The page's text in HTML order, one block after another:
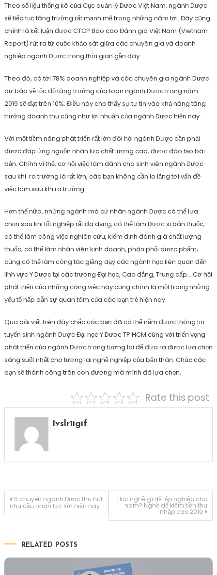
Theo số liệu thống kê của Cục quản lý Dược Việt Nam, ngành Dược
sẽ tiếp tục tăng trưởng rất mạnh mẽ trong những năm tới. Đây cũng
chính là kết luận được CTCP Báo cáo Đánh giá Việt Nam (Vietnam
Report) rút ra từ cuộc khảo sát giữa các chuyên gia và doanh
nghiệp ngành Dược trong thời gian gần đây.
Theo đó, có tới 78% doanh nghiệp và các chuyên gia ngành Dược
dự báo về tốc độ tăng trưởng của toàn ngành Dược trong năm
2019 sẽ đạt trên 10%. Điều này cho thấy sự tự tin vào khả năng tăng
trưởng doanh thu cũng như lợi nhuận của ngành Dược hiện nay.
Với một tiềm năng phát triển rất lớn đòi hỏi ngành Dược cần phải
được đáp ứng nguồn nhân lực chất lượng cao, được đào tạo bài
bản. Chính vì thế, cơ hội việc làm dành cho sinh viên ngành Dược
sau khi ra trường là rất lớn, các bạn không cần lo lắng tới vấn đề
việc làm sau khi ra trường.
Hơn thế nữa, những ngành mà cử nhân ngành Dược có thể lựa
chọn sau khi tốt nghiệp rất đa dạng, có thể làm Dược sĩ bán thuốc;
có thể làm công việc nghiên cứu, kiểm định đánh giá chất lượng
thuốc; có thể làm nhân viên kinh doanh, phân phối dược phẩm;
cũng có thể làm công tác giảng dạy các ngành học liên quan đến
lĩnh vực Y Dược tại các trường Đại học, Cao đẳng, Trung cấp… Cơ hội
phát triển của những công việc này cũng chính là một trong những
yếu tố hấp dẫn sự quan tâm của các bạn trẻ hiện nay.
Qua bài viết trên đây chắc các bạn đã có thể nắm được thông tin
tuyển sinh ngành Dược Đại học Y Dược TP HCM cùng với triển vọng
phát triển của ngành Dược trong tương lai để đưa ra được lựa chọn
sáng suốt nhất cho tương lai nghề nghiệp của bản thân. Chúc các
bạn sẽ thành công trên con đường mà mình đã lựa chọn.
Rate this post
Ivslr1igif
Điều
bài
viết
5 chuyên ngành Dược thu hút
nhu cầu nhân lực lớn hiện nay
Học nghề gì để lập nghiệp cho
nam? Nghề dễ kiếm tiền thu
nhập cao 2019
RELATED POSTS